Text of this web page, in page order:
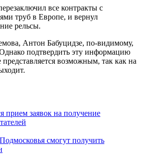
все контракты с
труб в Европе, и вернул
рельсы.
Антон Бабуцидзе, по-видимому,
подтвердить эту информацию
возможным, так как на
прием заявок на получение
смогут получить